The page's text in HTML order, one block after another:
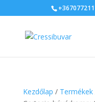
Kezdőlap / Termékek